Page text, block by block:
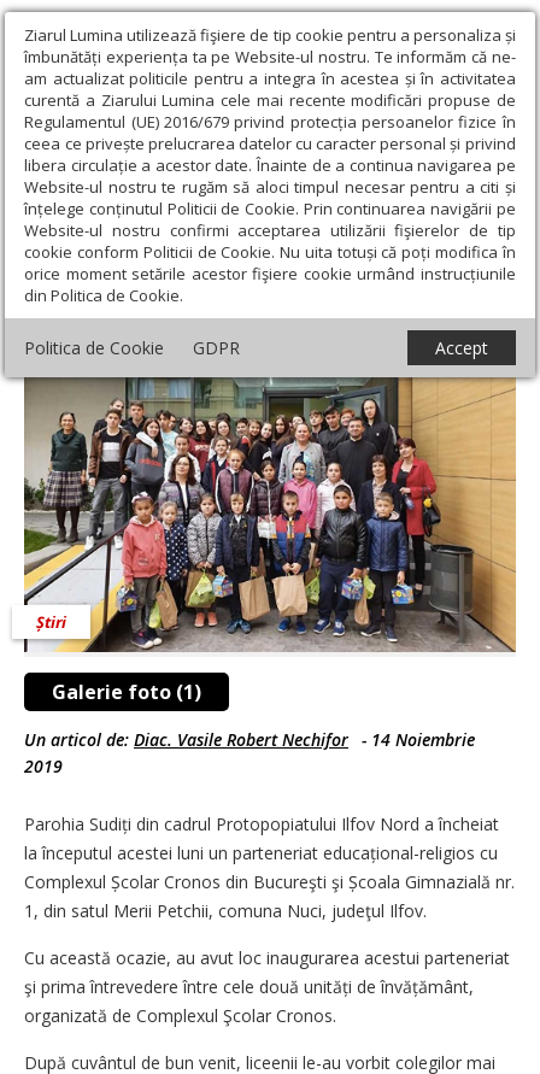
Ziarul Lumina utilizează fişiere de tip cookie pentru a personaliza și
îmbunătăți experiența ta pe Website-ul nostru. Te informăm că ne-
am actualizat politicile pentru a integra în acestea și în activitatea
curentă a Ziarului Lumina cele mai recente modificări propuse de
Regulamentul (UE) 2016/679 privind protecția persoanelor fizice în
ceea ce privește prelucrarea datelor cu caracter personal și privind
libera circulație a acestor date. Înainte de a continua navigarea pe
Website-ul nostru te rugăm să aloci timpul necesar pentru a citi și
înțelege conținutul Politicii de Cookie. Prin continuarea navigării pe
Website-ul nostru confirmi acceptarea utilizării fişierelor de tip
cookie conform Politicii de Cookie. Nu uita totuși că poți modifica în
orice moment setările acestor fişiere cookie urmând instrucțiunile
din Politica de Cookie.
Politica de Cookie GDPR Accept
Ziarul Lumina › Actualitate religioasă › Știri › Activități
educațional-religioase la o parohie din Ilfov
Activități educațional-religioase la o
parohie din Ilfov
Galerie foto (1)
Știri
Un articol de: Diac. Vasile Robert Nechifor - 14 Noiembrie
2019
Parohia Sudiți din cadrul Protopopiatului Ilfov Nord a încheiat
la începutul acestei luni un parteneriat educațional-religios cu
Complexul Școlar Cronos din Bucureşti şi Școala Gimnazială nr.
1, din satul Merii Petchii, comuna Nuci, judeţul Ilfov.
Cu această ocazie, au avut loc inaugurarea acestui parteneriat
şi prima întrevedere între cele două unități de învățământ,
organizată de Complexul Şcolar Cronos.
După cuvântul de bun venit, liceenii le-au vorbit colegilor mai